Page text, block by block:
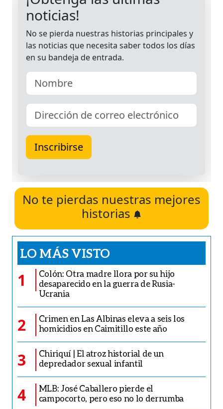
No te pierdas nuestras mejores
historias
LO MÁS VISTO
1
Colón: Otra madre llora por su hijo
desaparecido en la guerra de Rusia-
Ucrania
2
Crimen en Las Albinas eleva a seis los
homicidios en Caimitillo este año
3
Chiriquí | El atroz historial de un
depredador sexual infantil
4
MLB: José Caballero pierde el
campocorto, pero eso no lo derrumba